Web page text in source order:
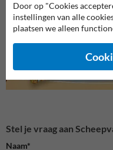
Stel je vraag aan
Naam*
Door op "Cookies
instellingen van alle
plaatsen we alleen